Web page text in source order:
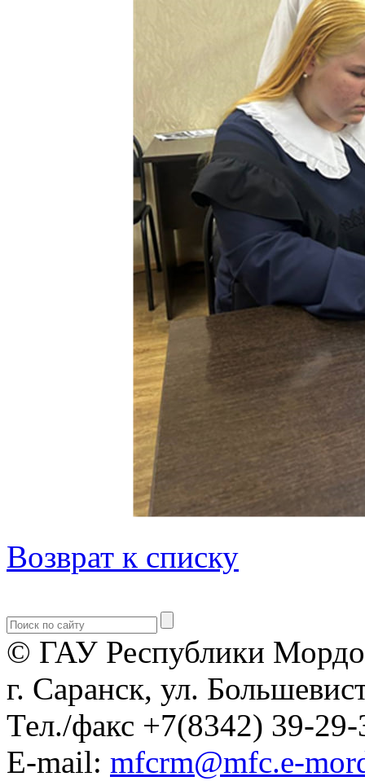
Возврат к списку
© ГАУ Республики
г. Саранск, ул.
Тел./факс +7(8342) 39-29-
E-mail: mfcrm@mfc.e-